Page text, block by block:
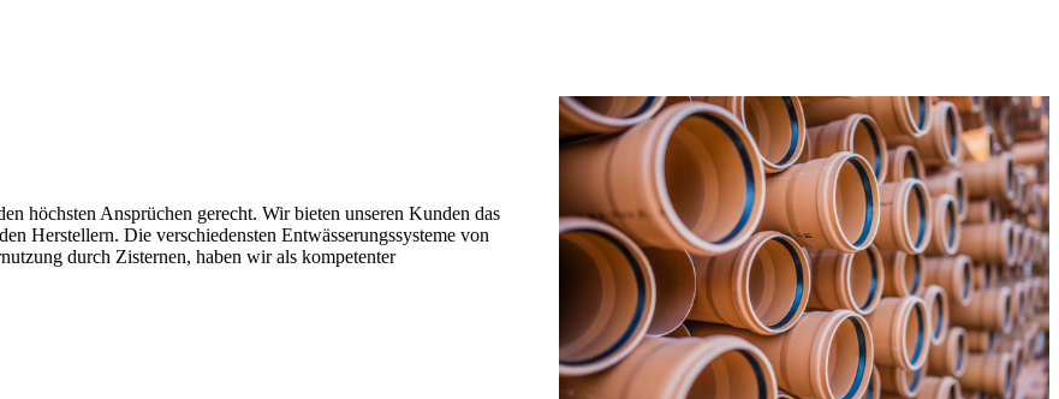
höchsten Ansprüchen gerecht. Wir bieten unseren Kunden das
Herstellern. Die verschiedensten Entwässerungssysteme von
durch Zisternen, haben wir als kompetenter